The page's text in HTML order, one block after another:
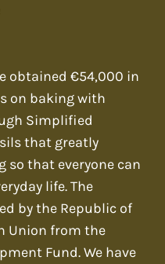
obtained €54,000 in
on baking with
Simplified
that greatly
that everyone can
life. The
by the Republic of
Union from the
Fund. We have